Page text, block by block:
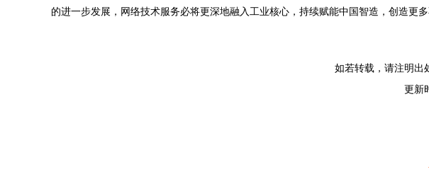
的进一步发展，网络技术服务必将更深地融入工业核心，持续赋能中国智造，创造更多
如若转载，请注明出
更新